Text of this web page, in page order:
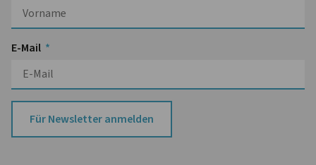
E-Mail
Für Newsletter anmelden